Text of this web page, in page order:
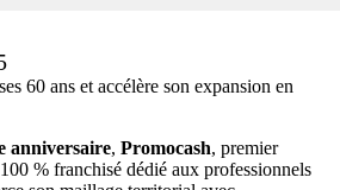
anniversaire, Promocash, premier
% franchisé dédié aux professionnels